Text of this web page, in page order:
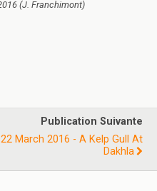
(J. Franchimont)
Publication Suivante
22 March 2016 - A Kelp Gull At
Dakhla